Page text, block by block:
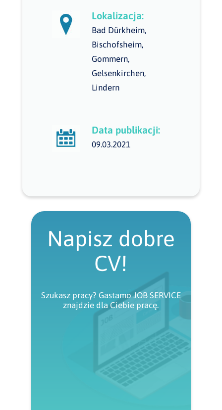
Lokalizacja:
Bad Dürkheim,
Bischofsheim,
Gommern,
Gelsenkirchen,
Lindern
Data publikacji:
09.03.2021
Napisz dobre
CV!
Szukasz pracy? Gastamo JOB SERVICE
znajdzie dla Ciebie pracę.